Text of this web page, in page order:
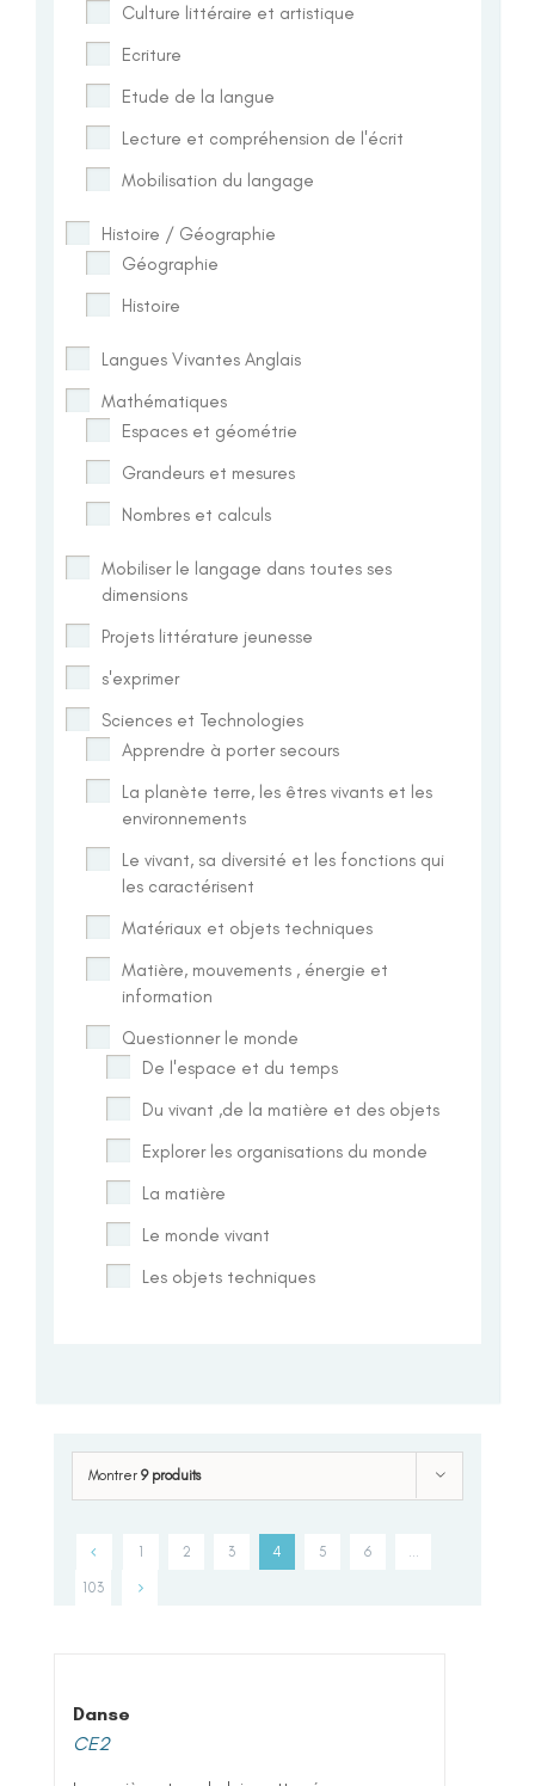
Montrer 9 produits
1 2 3 4 5 6
103
Danse
CE2
Culture littéraire et artistique
Ecriture
Etude de la langue
Lecture et compréhension de l'écrit
Mobilisation du langage
Histoire / Géographie
Géographie
Histoire
Langues Vivantes Anglais
Mathématiques
Espaces et géométrie
Grandeurs et mesures
Nombres et calculs
Mobiliser le langage dans toutes ses
dimensions
Projets littérature jeunesse
s'exprimer
Sciences et Technologies
Apprendre à porter secours
La planète terre, les êtres vivants et les
environnements
Le vivant, sa diversité et les fonctions qui
les caractérisent
Matériaux et objets techniques
Matière, mouvements , énergie et
information
Questionner le monde
De l'espace et du temps
Du vivant ,de la matière et des objets
Explorer les organisations du monde
La matière
Le monde vivant
Les objets techniques